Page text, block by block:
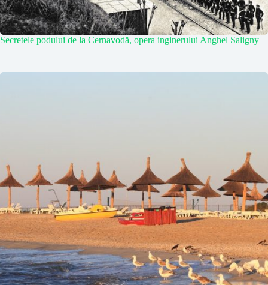
Secretele podului de la Cernavodă, opera inginerului Anghel Saligny